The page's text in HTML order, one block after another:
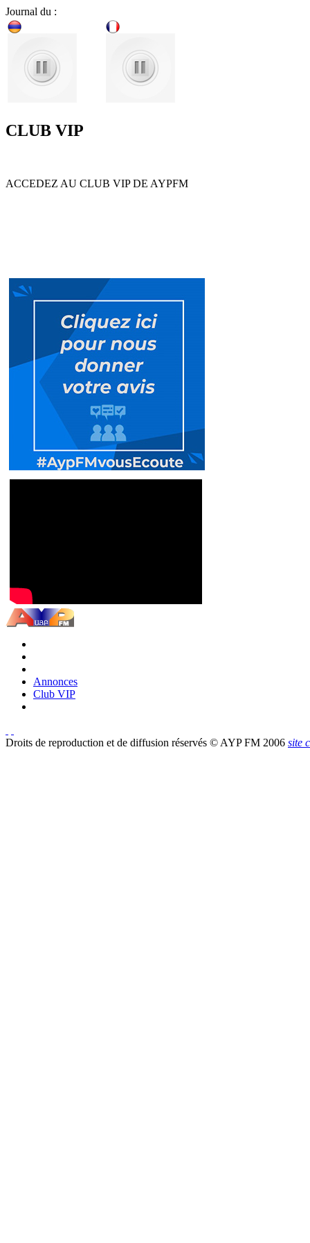
Journal du :
CLUB VIP
ACCEDEZ AU CLUB VIP DE AYPFM
Annonces
Club VIP
Droits de reproduction et de diffusion réservés © AYP FM 2006 site